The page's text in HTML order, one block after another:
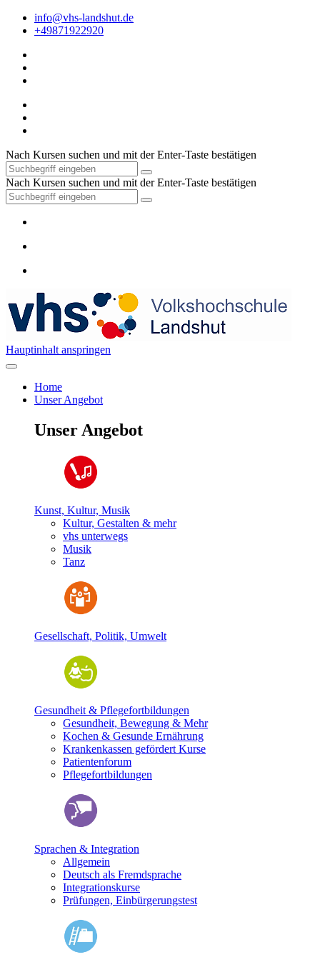
info@vhs-landshut.de
+49871922920
Nach Kursen suchen und mit der Enter-Taste bestätigen
Nach Kursen suchen und mit der Enter-Taste bestätigen
Hauptinhalt anspringen
Home
Unser Angebot
Unser Angebot
Kunst, Kultur, Musik
Kultur, Gestalten & mehr
vhs unterwegs
Musik
Tanz
Gesellschaft, Politik, Umwelt
Gesundheit & Pflegefortbildungen
Gesundheit, Bewegung & Mehr
Kochen & Gesunde Ernährung
Krankenkassen gefördert Kurse
Patientenforum
Pflegefortbildungen
Sprachen & Integration
Allgemein
Deutsch als Fremdsprache
Integrationskurse
Prüfungen, Einbürgerungstest